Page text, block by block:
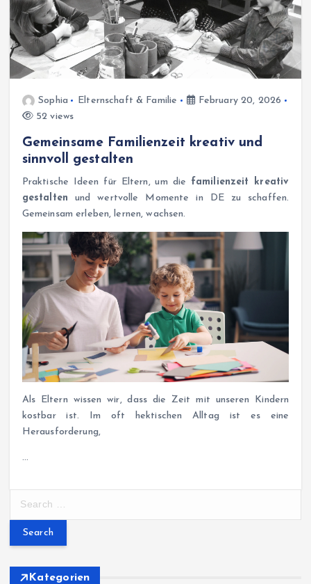
Sophia Elternschaft & Familie
February 20, 2026
52 views
Gemeinsame Familienzeit kreativ und
sinnvoll gestalten
Praktische Ideen für Eltern, um die familienzeit kreativ
gestalten und wertvolle Momente in DE zu schaffen.
Gemeinsam erleben, lernen, wachsen.
Als Eltern wissen wir, dass die Zeit mit unseren Kindern
kostbar ist. Im oft hektischen Alltag ist es eine
Herausforderung,
…
r
Kategorien